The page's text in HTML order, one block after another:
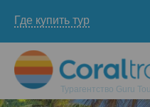
Где купить тур
Турагентство Guru